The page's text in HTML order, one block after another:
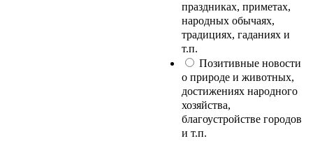
праздниках, приметах,
народных обычаях,
традициях, гаданиях и
т.п.
Позитивные новости
о природе и животных,
достижениях народного
хозяйства,
благоустройстве городов
и т.п.